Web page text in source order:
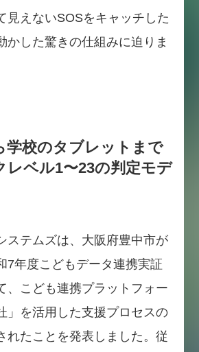
見えないSOSをキャッチした
かした驚きの仕組みに迫りま
学校のタブレットまで
レベル1〜23の判定モデ
ステムズは、大阪府豊中市が
7年度こどもデータ連携実証
、こども連携プラットフォー
」を活用した支援プロセスの
れたことを発表しました。従